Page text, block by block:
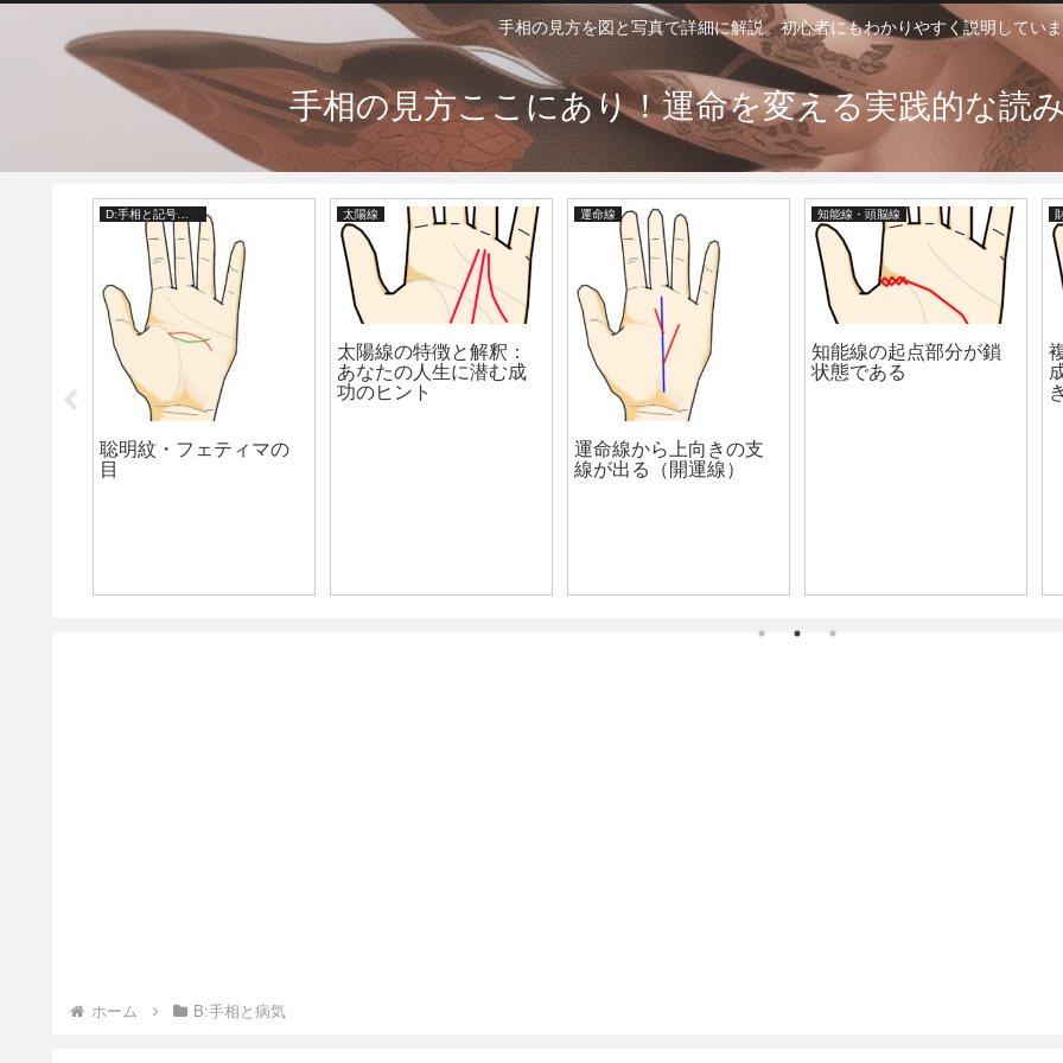
手相の見方を図と写真で詳細に解説。初心者にもわかりやすく説明してい
手相の見方ここにあり！運命を変える実践的な読
D:手相と記号・掌紋
聡明紋・フェティマの
目
太陽線
太陽線の特徴と解釈：
あなたの人生に潜む成
功のヒント
運命線
運命線から上向きの支
線が出る（開運線）
知能線・頭脳線
知能線の起点部分が鎖
状態である
ホーム B:手相と病気